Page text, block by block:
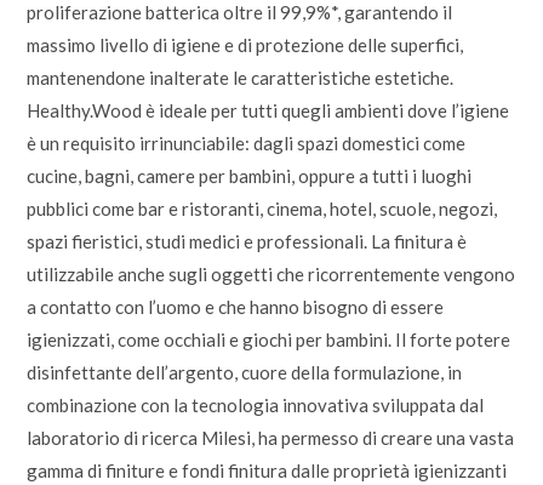
proliferazione batterica oltre il 99,9%*, garantendo il
massimo livello di igiene e di protezione delle superfici,
mantenendone inalterate le caratteristiche estetiche.
Healthy.Wood è ideale per tutti quegli ambienti dove l’igiene
è un requisito irrinunciabile: dagli spazi domestici come
cucine, bagni, camere per bambini, oppure a tutti i luoghi
pubblici come bar e ristoranti, cinema, hotel, scuole, negozi,
spazi fieristici, studi medici e professionali. La finitura è
utilizzabile anche sugli oggetti che ricorrentemente vengono
a contatto con l’uomo e che hanno bisogno di essere
igienizzati, come occhiali e giochi per bambini. Il forte potere
disinfettante dell’argento, cuore della formulazione, in
combinazione con la tecnologia innovativa sviluppata dal
laboratorio di ricerca Milesi, ha permesso di creare una vasta
gamma di finiture e fondi finitura dalle proprietà igienizzanti